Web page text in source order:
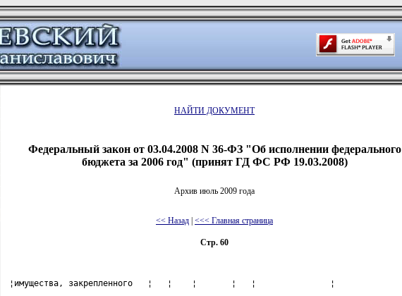
НАЙТИ ДОКУМЕНТ
Федеральный закон от 03.04.2008 N 36-ФЗ "Об исполнении федерального
бюджета за 2006 год" (принят ГД ФС РФ 19.03.2008)
Архив июль 2009 года
<< Назад <<< Главная страница
Стр. 60
¦имущества, закрепленного   ¦   ¦    ¦       ¦   ¦               ¦